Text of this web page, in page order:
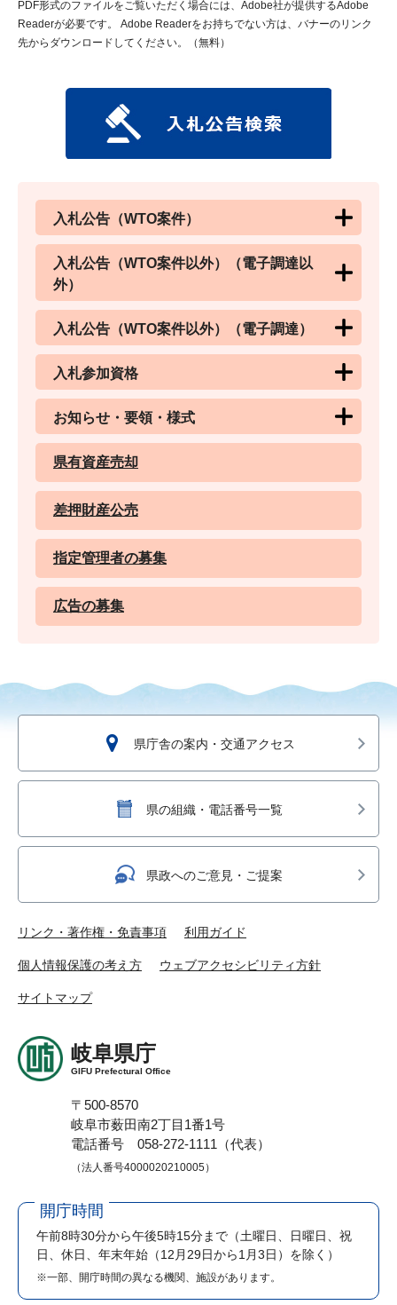
PDF形式のファイルをご覧いただく場合には、Adobe社が提供するAdobe
Readerが必要です。
Adobe Readerをお持ちでない方は、バナーのリンク
先からダウンロードしてください。（無料）
入札公告（WTO案件）
入札公告（WTO案件以外）（電子調達以
外）
入札公告（WTO案件以外）（電子調達）
入札参加資格
お知らせ・要領・様式
県有資産売却
差押財産公売
指定管理者の募集
広告の募集
県庁舎の案内・交通アクセス
県の組織・電話番号一覧
県政へのご意見・ご提案
リンク・著作権・免責事項 利用ガイド
個人情報保護の考え方 ウェブアクセシビリティ方針
サイトマップ
岐阜県庁
GIFU Prefectural Office
〒500-8570
岐阜市薮田南2丁目1番1号
電話番号 058-272-1111（代表）
（法人番号4000020210005）
開庁時間
午前8時30分から午後5時15分まで （土曜日、日曜日、祝
日、休日、年末年始（12月29日から1月3日）を除く）
※一部、開庁時間の異なる機関、施設があります。